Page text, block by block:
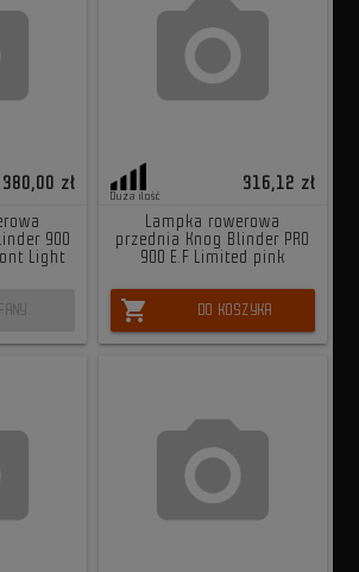
380,00 zł
900
Light
Duża ilość
316,12 zł
Lampka rowerowa
przednia Knog Blinder PRO
900 E.F Limited pink
shopping_cart DO KOSZYKA